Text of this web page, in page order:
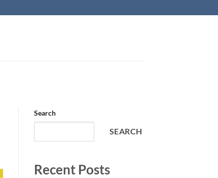
Search
SEARCH
Recent Posts